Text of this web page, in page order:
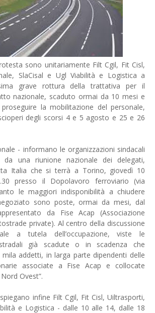
sono unitariamente Filt Cgil, Fit Cisl,
SlaCisal e Ugl Viabilità e Logistica a
grave rottura della trattativa per il
nazionale, scaduto ormai da 10 mesi e
la mobilitazione del personale,
degli scorsi 4 e 5 agosto e 25 e 26
- informano le organizzazioni sindacali
una riunione nazionale dei delegati,
Italia che si terrà a Torino, giovedì 10
presso il Dopolavoro ferroviario (via
le maggiori indisponibilità a chiudere
sono poste, ormai da mesi, dal
da Fise Acap (Associazione
private). Al centro della discussione
a tutela dell’occupazione, viste le
già scadute o in scadenza che
addetti, in larga parte dipendenti delle
associate a Fise Acap e collocate
Ovest”.
infine Filt Cgil, Fit Cisl, Uiltrasporti,
e Logistica - dalle 10 alle 14, dalle 18